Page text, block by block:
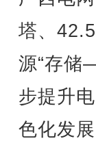
塔、
源“存储
步提升
色化发